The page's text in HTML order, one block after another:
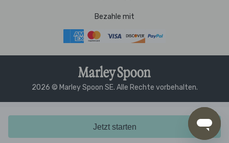
Jetzt starten
Bezahle mit
2026 © Marley Spoon SE. Alle Rechte vorbehalten.